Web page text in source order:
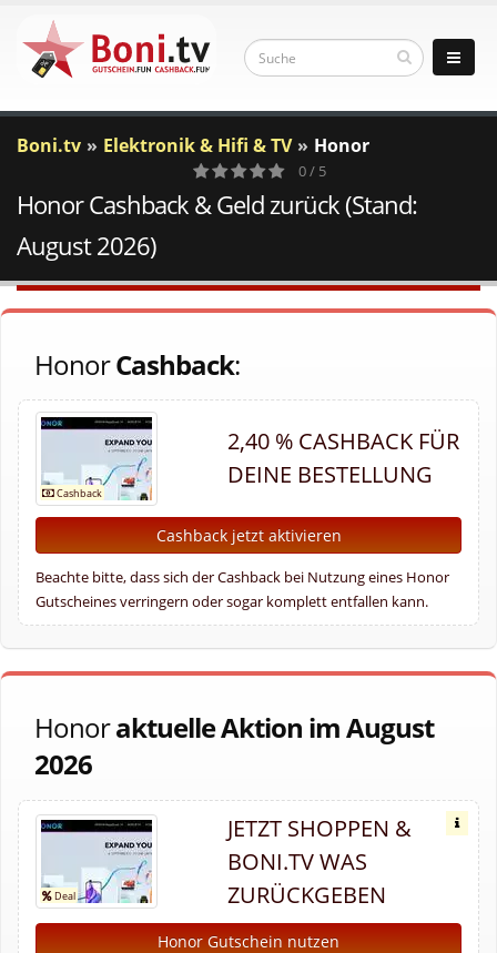
Boni.tv Elektronik & Hifi & TV Honor
0
Votes
0 / 5
Honor Cashback & Geld zurück (Stand:
August 2026)
HonorCashback:
2,40 % CASHBACK FÜR
DEINE BESTELLUNG
Cashback jetzt aktivieren
Beachte bitte, dass sich der Cashback bei Nutzung eines Honor
Gutscheines verringern oder sogar komplett entfallen kann.
Honoraktuelle Aktion im August
2026
JETZT SHOPPEN &
BONI.TV WAS
ZURÜCKGEBEN
Honor Gutschein nutzen